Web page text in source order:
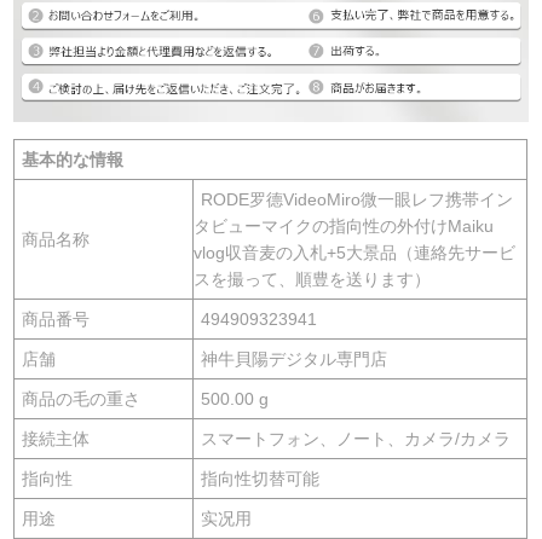
基本的な情報
商品名称
RODE罗德VideoMiro微一眼レフ携帯イン
タビューマイクの指向性の外付けMaiku
vlog収音麦の入札+5大景品（連絡先サービ
スを撮って、順豊を送ります）
商品番号 494909323941
店舗 神牛貝陽デジタル専門店
商品の毛の重さ 500.00 g
接続主体 スマートフォン、ノート、カメラ/カメラ
指向性 指向性切替可能
用途 实况用